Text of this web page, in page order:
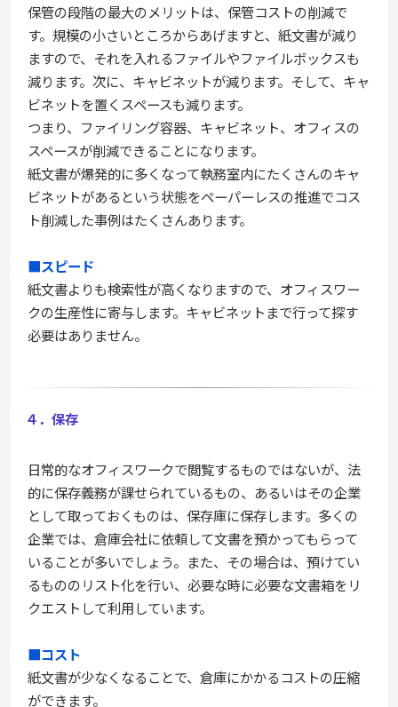
保管の段階の最大のメリットは、保管コストの削減で
す。規模の小さいところからあげますと、紙文書が減り
ますので、それを入れるファイルやファイルボックスも
減ります。次に、キャビネットが減ります。そして、キャ
ビネットを置くスペースも減ります。
つまり、ファイリング容器、キャビネット、オフィスの
スペースが削減できることになります。
紙文書が爆発的に多くなって執務室内にたくさんのキャ
ビネットがあるという状態をペーパーレスの推進でコス
ト削減した事例はたくさんあります。
■スピード
紙文書よりも検索性が高くなりますので、オフィスワー
クの生産性に寄与します。キャビネットまで行って探す
必要はありません。
４．保存
日常的なオフィスワークで閲覧するものではないが、法
的に保存義務が課せられているもの、あるいはその企業
として取っておくものは、保存庫に保存します。多くの
企業では、倉庫会社に依頼して文書を預かってもらって
いることが多いでしょう。また、その場合は、預けてい
るもののリスト化を行い、必要な時に必要な文書箱をリ
クエストして利用しています。
■コスト
紙文書が少なくなることで、倉庫にかかるコストの圧縮
ができます。